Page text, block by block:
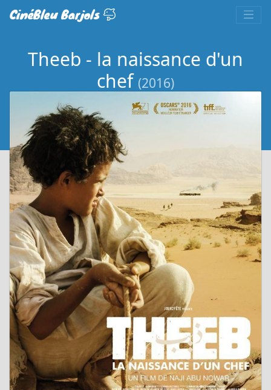
CinéBleu Barjols
Theeb - la naissance d'un
chef (2016)